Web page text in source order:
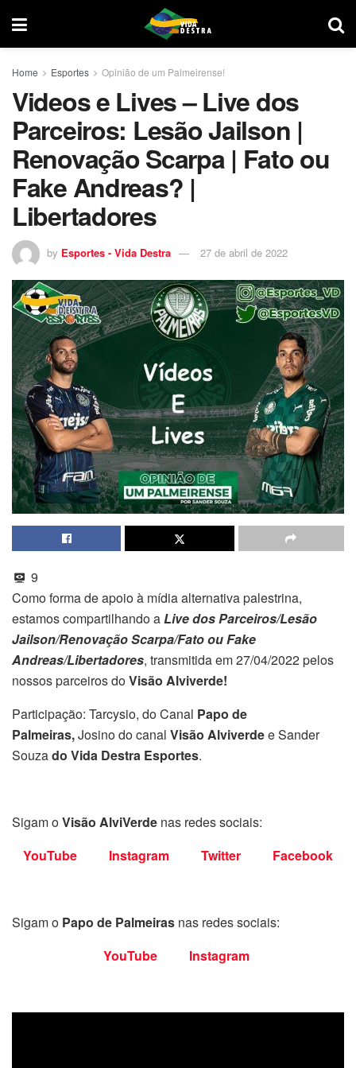
Home Esportes Opinião de um Palmeirense!
Videos e Lives – Live dos
Parceiros: Lesão Jailson |
Renovação Scarpa | Fato ou
Fake Andreas? |
Libertadores
by Esportes - Vida Destra 27 de abril de 2022
9
Como forma de apoio à mídia alternativa palestrina,
estamos compartilhando aLive dos Parceiros/Lesão
Jailson/Renovação Scarpa/Fato ou Fake
Andreas/Libertadores, transmitida em 27/04/2022 pelos
nossos parceiros doVisão Alviverde!
Participação: Tarcysio, do Canal Papo de
Palmeiras,Josino do canal Visão Alviverdee Sander
Souzado Vida Destra Esportes.
Sigam oVisão AlviVerde nas redes sociais:
YouTube
Instagram Twitter Facebook
Sigam o Papo de Palmeiras nas redes sociais:
YouTube
Instagram